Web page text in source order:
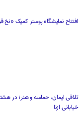
افتتاح نمایشگاه پوستر کمیک «نخ
تلاقی ایمان، حماسه و هنر؛ در
خیابانی ازنا